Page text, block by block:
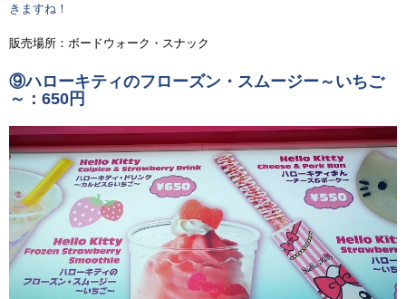
きますね！
販売場所：ボードウォーク・スナック
⑨ハローキティのフローズン・スムージー～いちご
～：650円